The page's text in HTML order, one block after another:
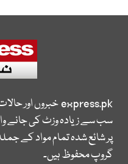
express.pkخبروں اور
سب سے زیادہ وزٹ کی جانے
پر شائع شدہ تمام مواد کے
گروپ محفوظ ہیں۔